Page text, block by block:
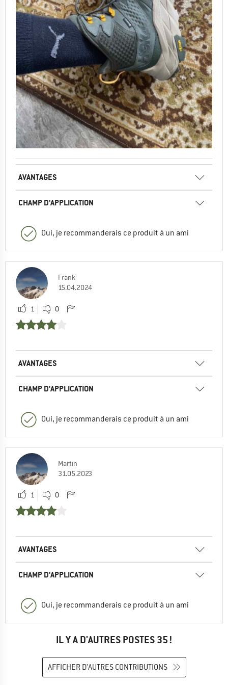
AVANTAGES
CHAMP D'APPLICATION
Oui, je recommanderais ce produit à un ami
Frank
15.04.2024
1 0
AVANTAGES
CHAMP D'APPLICATION
Oui, je recommanderais ce produit à un ami
Martin
31.05.2023
1 0
AVANTAGES
CHAMP D'APPLICATION
Oui, je recommanderais ce produit à un ami
IL Y A D'AUTRES POSTES 35 !
AFFICHER D'AUTRES CONTRIBUTIONS